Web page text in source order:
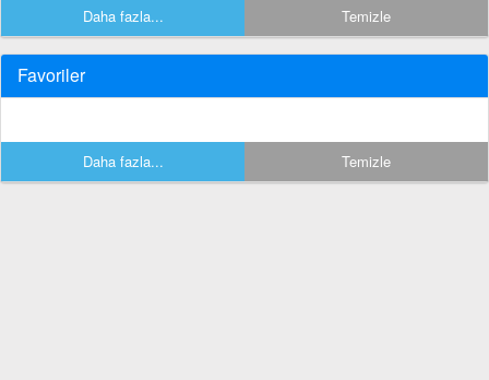
Daha fazla... Temizle
Favoriler
Daha fazla... Temizle